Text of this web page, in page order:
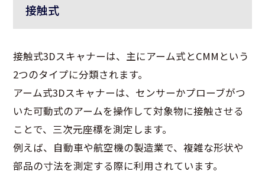
接触式
接触式3Dスキャナーは、主にアーム式とCMMという
2つのタイプに分類されます。
アーム式3Dスキャナーは、センサーかプローブがつ
いた可動式のアームを操作して対象物に接触させる
ことで、三次元座標を測定します。
例えば、自動車や航空機の製造業で、複雑な形状や
部品の寸法を測定する際に利用されています。